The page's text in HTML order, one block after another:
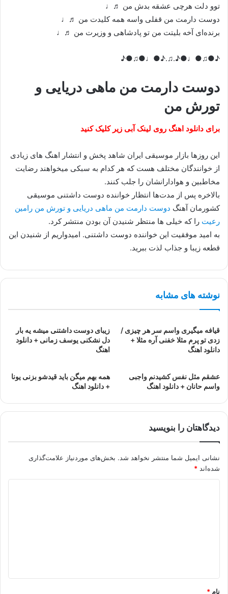
توو دلت هرچی عشقه بدش من ♬♩
دوست دارمت من قفلی واسه همه کلیدت من ♬♩
برنده‌ای آخه بلیتت من تو پادشاهی و وزیرت من ♬♩
♪●♫●♩●♪.♫.♪●♩●♫●♪
دوست دارمت من ماهی دریایی و
تورش من
برای دانلود اهنگ روی لینک آبی زیر کلیک کنید
این روزها بازار موسیقی ایران شاهد پخش و انتشار اهنگ های زیادی
از خوانندگان مختلف هست که هر کدام به سبکی میخواهند رضایت
مخاطبین و هوادارانشان را جلب کنند.
بالاخره پس از مدت‌ها انتظار خواننده دوست داشتنی موسیقی
کشورمان آهنگ دوست دارمت من ماهی دریایی و تورش من رامین
رعیت را که خیلی ها منتظر شنیدن آن بودن منتشر کرد.
به امید موفقیت این خواننده دوست داشتنی. امیدواریم از شنیدن این
قطعه زیبا و جذاب لذت ببرید.
نوشته های مشابه
قیافه میگیری واسم سر هر چیزی /
زدی تو پرم مثلا خفنی آره مثلا +
دانلود اهنگ
زیبای دوست داشتنی میشه یه بار
دل نشکنی یوسف زمانی + دانلود
اهنگ
عشقم مثل نفس کشیدنم واجبی
واسم حانان + دانلود اهنگ
همه بهم میگن باید قیدشو بزنی یونا
+ دانلود اهنگ
دیدگاهتان را بنویسید
نشانی ایمیل شما منتشر نخواهد شد. بخش‌های موردنیاز علامت‌گذاری
شده‌اند *
*
نام *